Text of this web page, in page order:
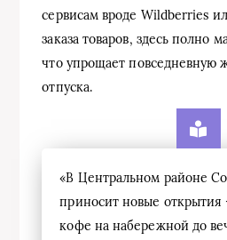
сервисам вроде Wildberries
заказа товаров, здесь полно
что упрощает повседневную
отпуска.
«В Центральном районе
приносит новые открытия
кофе на набережной до